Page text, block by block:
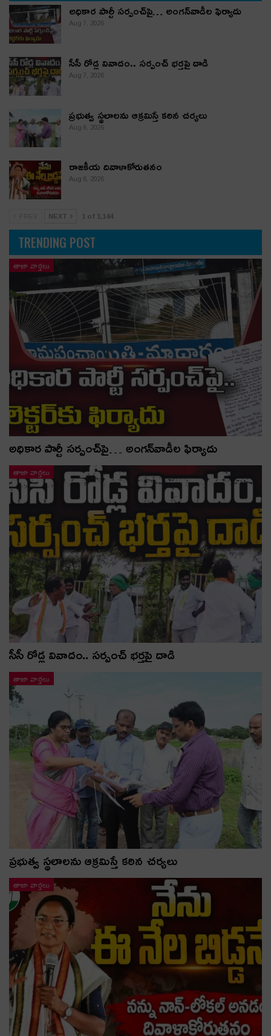
అధికార పార్టీ స‌ర్పంచ్‌పై… అంగ‌న్‌వాడీల ఫిర్యాదు
Aug 7, 2026
సీసీ రోడ్ల వివాదం.. స‌ర్పంచ్ భ‌ర్త‌పై దాడి
Aug 7, 2026
ప్రభుత్వ స్థలాలను ఆక్రమిస్తే కఠిన చర్యలు
Aug 6, 2026
రాజకీయ దివాళాకోరుతనం
Aug 6, 2026
NEXT 1 of 1,144
TRENDING POST
తాజా వార్తలు
అధికార పార్టీ స‌ర్పంచ్‌పై… అంగ‌న్‌వాడీల ఫిర్యాదు
తాజా వార్తలు
సీసీ రోడ్ల వివాదం.. స‌ర్పంచ్ భ‌ర్త‌పై దాడి
తాజా వార్తలు
ప్రభుత్వ స్థలాలను ఆక్రమిస్తే కఠిన చర్యలు
తాజా వార్తలు